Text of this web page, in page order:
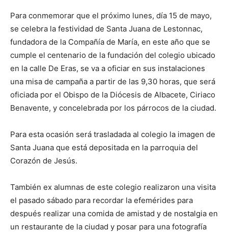
Para conmemorar que el próximo lunes, día 15 de mayo,
se celebra la festividad de Santa Juana de Lestonnac,
fundadora de la Compañía de María, en este año que se
cumple el centenario de la fundación del colegio ubicado
en la calle De Eras, se va a oficiar en sus instalaciones
una misa de campaña a partir de las 9,30 horas, que será
oficiada por el Obispo de la Diócesis de Albacete, Ciriaco
Benavente, y concelebrada por los párrocos de la ciudad.
Para esta ocasión será trasladada al colegio la imagen de
Santa Juana que está depositada en la parroquia del
Corazón de Jesús.
También ex alumnas de este colegio realizaron una visita
el pasado sábado para recordar la efemérides para
después realizar una comida de amistad y de nostalgia en
un restaurante de la ciudad y posar para una fotografía